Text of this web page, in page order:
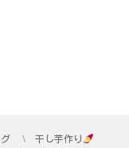
干し芋作り